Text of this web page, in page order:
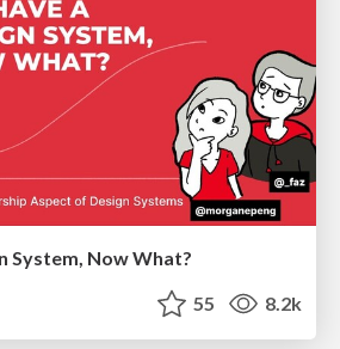
System, Now What?
55 8.2k